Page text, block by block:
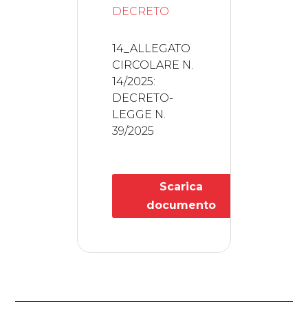
DECRETO
14_ALLEGATO
CIRCOLARE N.
14/2025:
DECRETO-
LEGGE N.
39/2025
Scarica
documento